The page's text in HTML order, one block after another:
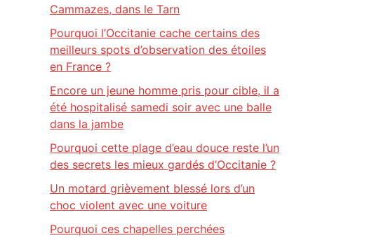
Cammazes, dans le Tarn
Pourquoi l’Occitanie cache certains des
meilleurs spots d’observation des étoiles
en France ?
Encore un jeune homme pris pour cible, il a
été hospitalisé samedi soir avec une balle
dans la jambe
Pourquoi cette plage d’eau douce reste l’un
des secrets les mieux gardés d’Occitanie ?
Un motard grièvement blessé lors d’un
choc violent avec une voiture
Pourquoi ces chapelles perchées